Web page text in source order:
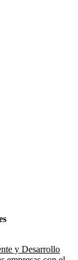
y Desarrollo